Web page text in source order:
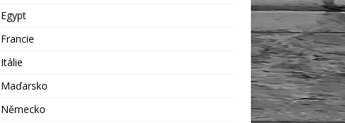
Egypt
Francie
Itálie
Maďarsko
Německo